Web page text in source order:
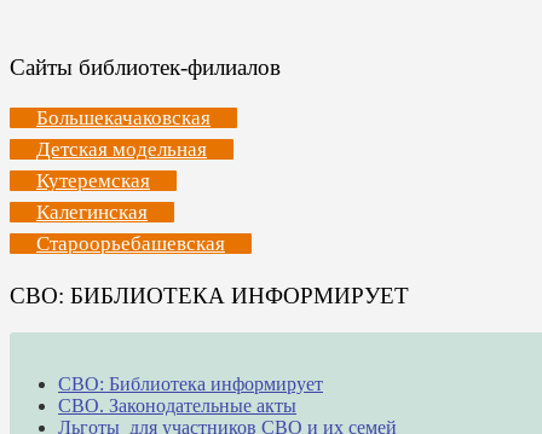
Сайты библиотек-филиалов
Большекачаковская
Детская модельная
Кутеремская
Калегинская
Староорьебашевская
СВО: БИБЛИОТЕКА ИНФОРМИРУЕТ
СВО: Библиотека информирует
СВО. Законодательные акты
Льготы для участников СВО и их семей